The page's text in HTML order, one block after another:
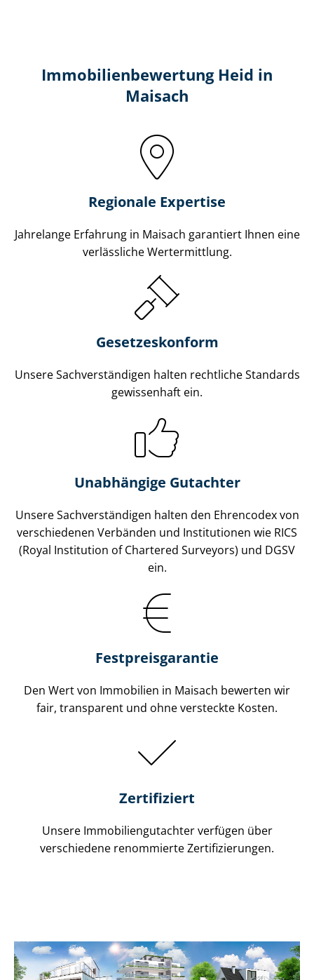
Immobilien­bewertung Heid in
Maisach
Regionale Expertise
Jahrelange Erfahrung in Maisach garantiert Ihnen eine
verlässliche Wertermittlung.
Gesetzes­konform
Unsere Sach­ver­stän­di­gen halten rechtliche Standards
gewissenhaft ein.
Unabhängige Gutachter
Unsere Sach­ver­stän­di­gen halten den Ehrencodex von
verschiedenen Verbänden und Institutionen wie RICS
(Royal Institution of Chartered Surveyors) und DGSV
ein.
Festpreis​garantie
Den Wert von Immobilien in Maisach bewerten wir
fair, transparent und ohne versteckte Kosten.
Zertifiziert
Unsere Immobilien­gutachter verfügen über
verschiedene renommierte Zer­ti­fi­zie­run­gen.